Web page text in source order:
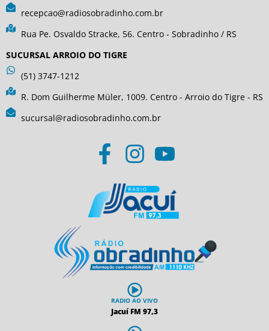
recepcao@radiosobradinho.com.br
Rua Pe. Osvaldo Stracke, 56. Centro - Sobradinho / RS
SUCURSAL ARROIO DO TIGRE
(51) 3747-1212
R. Dom Guilherme Müler, 1009. Centro - Arroio do Tigre - RS
sucursal@radiosobradinho.com.br
RADIO AO VIVO
Jacuí FM 97,3